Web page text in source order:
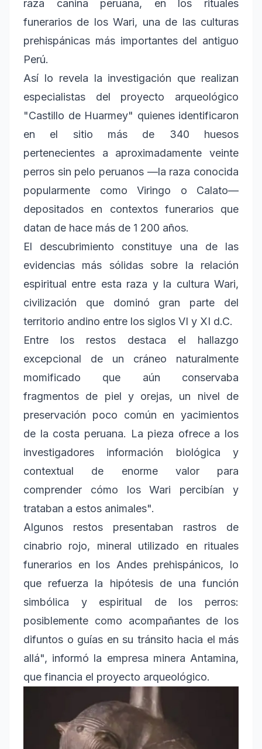
raza canina peruana, en los rituales
funerarios de los Wari, una de las culturas
prehispánicas más importantes del antiguo
Perú.
Así lo revela la investigación que realizan
especialistas del proyecto arqueológico
"Castillo de Huarmey" quienes identificaron
en el sitio más de 340 huesos
pertenecientes a aproximadamente veinte
perros sin pelo peruanos —la raza conocida
popularmente como Viringo o Calato—
depositados en contextos funerarios que
datan de hace más de 1 200 años.
El descubrimiento constituye una de las
evidencias más sólidas sobre la relación
espiritual entre esta raza y la cultura Wari,
civilización que dominó gran parte del
territorio andino entre los siglos VI y XI d.C.
Entre los restos destaca el hallazgo
excepcional de un cráneo naturalmente
momificado que aún conservaba
fragmentos de piel y orejas, un nivel de
preservación poco común en yacimientos
de la costa peruana. La pieza ofrece a los
investigadores información biológica y
contextual de enorme valor para
comprender cómo los Wari percibían y
trataban a estos animales".
Algunos restos presentaban rastros de
cinabrio rojo, mineral utilizado en rituales
funerarios en los Andes prehispánicos, lo
que refuerza la hipótesis de una función
simbólica y espiritual de los perros:
posiblemente como acompañantes de los
difuntos o guías en su tránsito hacia el más
allá", informó la empresa minera Antamina,
que financia el proyecto arqueológico.